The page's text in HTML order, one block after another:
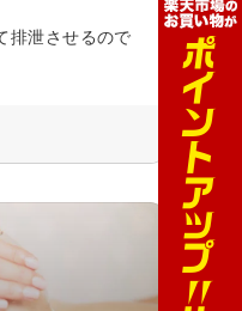
排泄させるので